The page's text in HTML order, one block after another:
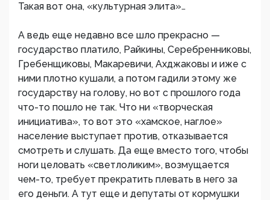
Такая вот она, «культурная элита»…
А ведь еще недавно все шло прекрасно —
государство платило, Райкины, Серебренниковы,
Гребенщиковы, Макаревичи, Ахджаковы и иже с
ними плотно кушали, а потом гадили этому же
государству на голову, но вот с прошлого года
что-то пошло не так. Что ни «творческая
инициатива», то вот это «хамское, наглое»
население выступает против, отказывается
смотреть и слушать. Да еще вместо того, чтобы
ноги целовать «светлоликим», возмущается
чем-то, требует прекратить плевать в него за
его деньги. А тут еще и депутаты от кормушки